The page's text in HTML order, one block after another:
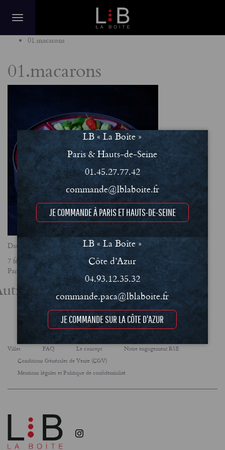
01.macarons
01.macarons
Date
7 février 2018
Partager
actualités
Villes FAQ Le concept
Notre engagement RSE
Conditions Générales de Vente (CGV)
Mentions légales et Politique de confidentialité
LB « La Boîte »
Paris & Hauts-de-Seine
01.45.27.77.42
commande@lblaboite.fr
JE COMMANDE À PARIS ET HAUTS-DE-SEINE
LB « La Boîte »
Côte d’Azur
04.93.12.35.32
commande.paca@lblaboite.fr
JE COMMANDE SUR LA CÔTE D'AZUR